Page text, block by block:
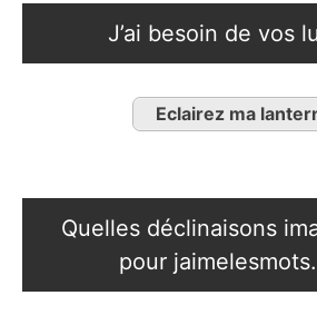
J’ai besoin de vos
Eclairez ma
Quelles déclinaisons
pour